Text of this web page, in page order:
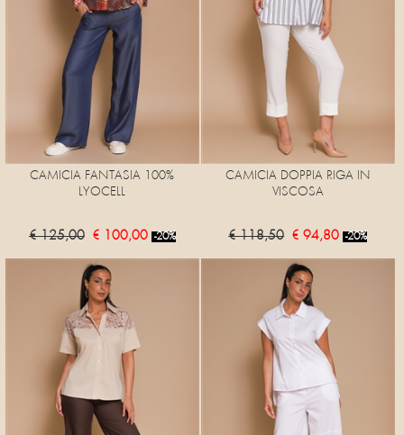
CAMICIA FANTASIA 100%
LYOCELL
€ 125,00 € 100,00 -20%
CAMICIA DOPPIA RIGA IN
VISCOSA
€ 118,50 € 94,80 -20%